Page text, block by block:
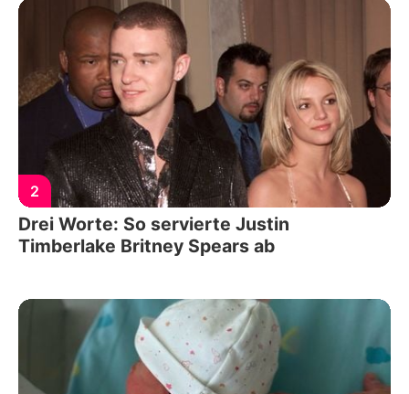
2
Drei Worte: So servierte Justin
Timberlake Britney Spears ab